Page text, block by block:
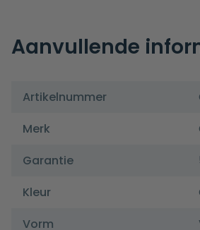
Aanvullende
Artikelnummer
Merk
Garantie
Kleur
Vorm